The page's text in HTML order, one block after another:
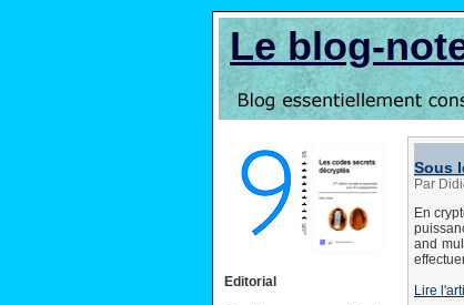
Le blog-
Editorial
Sous
Par
En
and
Lire